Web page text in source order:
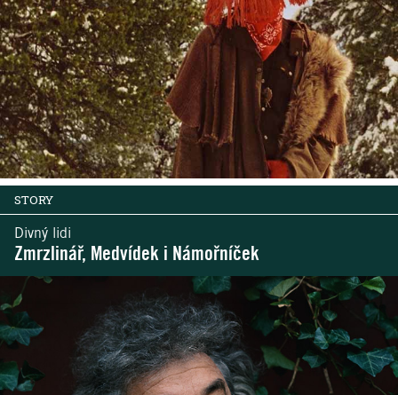
STORY
Divný lidi
Zmrzlinář, Medvídek i Námořníček